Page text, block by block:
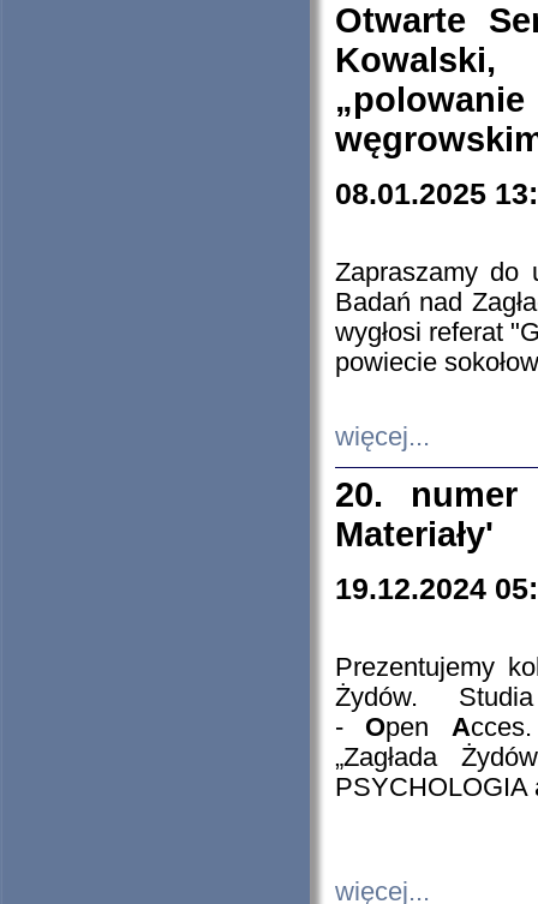
Otwarte
08.01.2025
Zapraszamy do
Badań nad
wygłosi referat
powiecie
więcej...
20. numer
Materiały'
19.12.2024
Prezentujemy
Żydów.
- Open A
„Zagłada
PSYCHOLOGIA
więcej...